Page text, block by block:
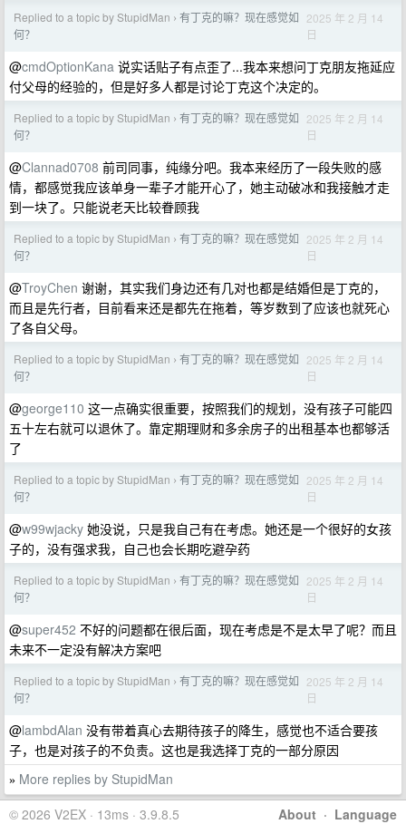
Replied to a topic by StupidMan › 有丁克的嘛？现在感觉如
何？
2025 年 2 月 14
日
@cmdOptionKana 说实话贴子有点歪了...我本来想问丁克朋友拖延应
付父母的经验的，但是好多人都是讨论丁克这个决定的。
Replied to a topic by StupidMan › 有丁克的嘛？现在感觉如
何？
2025 年 2 月 14
日
@Clannad0708 前司同事，纯缘分吧。我本来经历了一段失败的感
情，都感觉我应该单身一辈子才能开心了，她主动破冰和我接触才走
到一块了。只能说老天比较眷顾我
Replied to a topic by StupidMan › 有丁克的嘛？现在感觉如
何？
2025 年 2 月 14
日
@TroyChen 谢谢，其实我们身边还有几对也都是结婚但是丁克的，
而且是先行者，目前看来还是都先在拖着，等岁数到了应该也就死心
了各自父母。
Replied to a topic by StupidMan › 有丁克的嘛？现在感觉如
何？
2025 年 2 月 14
日
@george110 这一点确实很重要，按照我们的规划，没有孩子可能四
五十左右就可以退休了。靠定期理财和多余房子的出租基本也都够活
了
Replied to a topic by StupidMan › 有丁克的嘛？现在感觉如
何？
2025 年 2 月 14
日
@w99wjacky 她没说，只是我自己有在考虑。她还是一个很好的女孩
子的，没有强求我，自己也会长期吃避孕药
Replied to a topic by StupidMan › 有丁克的嘛？现在感觉如
何？
2025 年 2 月 14
日
@super452 不好的问题都在很后面，现在考虑是不是太早了呢？而且
未来不一定没有解决方案吧
Replied to a topic by StupidMan › 有丁克的嘛？现在感觉如
何？
2025 年 2 月 14
日
@lambdAlan 没有带着真心去期待孩子的降生，感觉也不适合要孩
子，也是对孩子的不负责。这也是我选择丁克的一部分原因
» More replies by StupidMan
About · Language
© 2026 V2EX · 13ms · 3.9.8.5